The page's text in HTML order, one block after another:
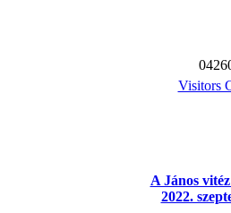
0426
Visitors
A János
2022.